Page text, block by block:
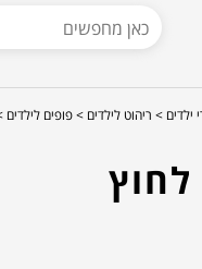
ילדים > ריהוט לילדים > פופים לילדים